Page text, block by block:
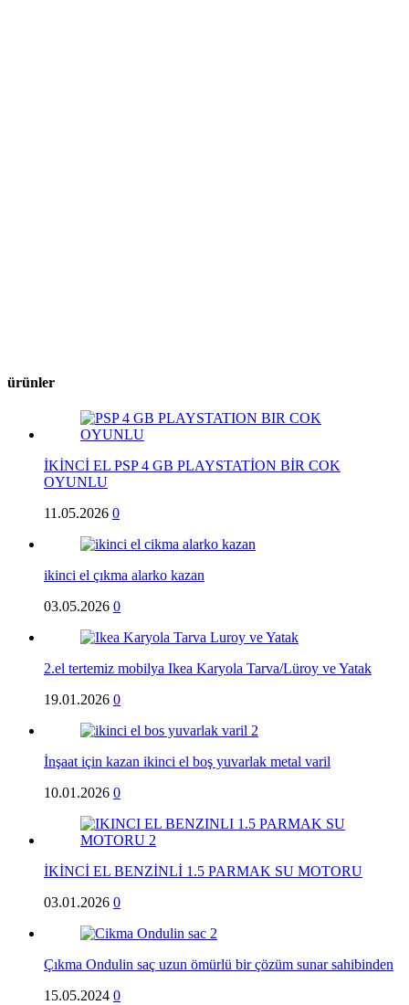
ürünler
İKİNCİ EL PSP 4 GB PLAYSTATİON BİR COK
OYUNLU
11.05.2026 0
ikinci el çıkma alarko kazan
03.05.2026 0
2.el tertemiz mobilya Ikea Karyola Tarva/Lüroy ve Yatak
19.01.2026 0
İnşaat için kazan ikinci el boş yuvarlak metal varil
10.01.2026 0
İKİNCİ EL BENZİNLİ 1.5 PARMAK SU MOTORU
03.01.2026 0
Çıkma Ondulin saç uzun ömürlü bir çözüm sunar sahibinden
15.05.2024 0